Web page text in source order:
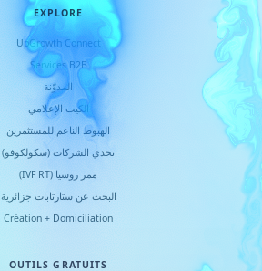
EXPLORE
UpGrowth Connect
Services B2B
المدوّنة
الكيت الإعلامي
الهبوط الناعم للمستثمرين
تحدي الشركات (سكولكوفو)
ممر روسيا (IVF RT)
البحث عن ستارتابات جزائرية
Création + Domiciliation
OUTILS GRATUITS